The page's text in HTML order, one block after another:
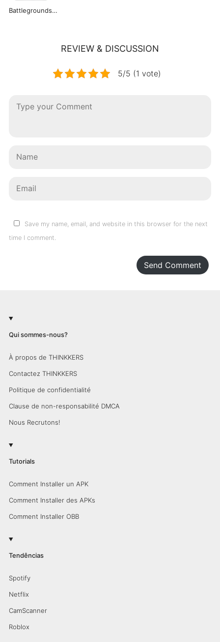
Battlegrounds Mobile India
REVIEW & DISCUSSION
5/5 (1 vote)
Save my name, email, and website in this browser for the next
time I comment.
Send Comment
Qui sommes-nous?
À propos de THINKKERS
Contactez THINKKERS
Politique de confidentialité
Clause de non-responsabilité DMCA
Nous Recrutons!
Tutorials
Comment Installer un APK
Comment Installer des APKs
Comment Installer OBB
Tendências
Spotify
Netflix
CamScanner
Roblox